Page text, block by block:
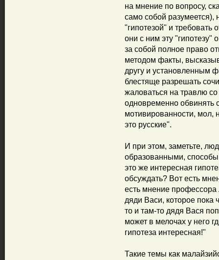
на мнение по вопросу,
само собой разумеется),
"гипотезой" и требовать
они с ним эту "гипотезу"
за собой полное право
методом факты,
другу и установленным
блестяще разрешать
жаловаться на травлю
одновременно обвинять
мотивированности, мол,
это русские".
И при этом, заметьте,
образованными,
это же интересная
обсуждать? Вот есть
есть мнение
дяди Васи, которое пока
то и там-то дядя Вася
может в мелочах у него
гипотеза интересная!"
Такие темы как